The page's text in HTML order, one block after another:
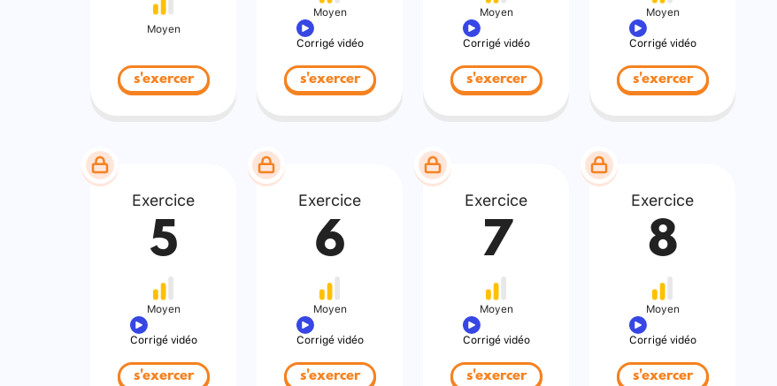
Moyen
s'exercer
Moyen
Corrigé vidéo
s'exercer
Moyen
Corrigé vidéo
s'exercer
Moyen
Corrigé vidéo
s'exercer
Exercice
5
Moyen
Corrigé vidéo
s'exercer
Exercice
6
Moyen
Corrigé vidéo
s'exercer
Exercice
7
Moyen
Corrigé vidéo
s'exercer
Exercice
8
Moyen
Corrigé vidéo
s'exercer